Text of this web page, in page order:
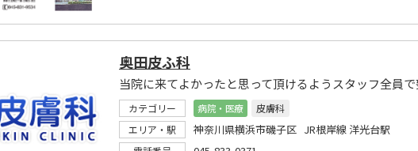
奥田皮ふ科
カテゴリー 病院・医療
皮膚科
エリア・駅
神奈川県横浜市磯子区 JR根岸線 洋光台駅